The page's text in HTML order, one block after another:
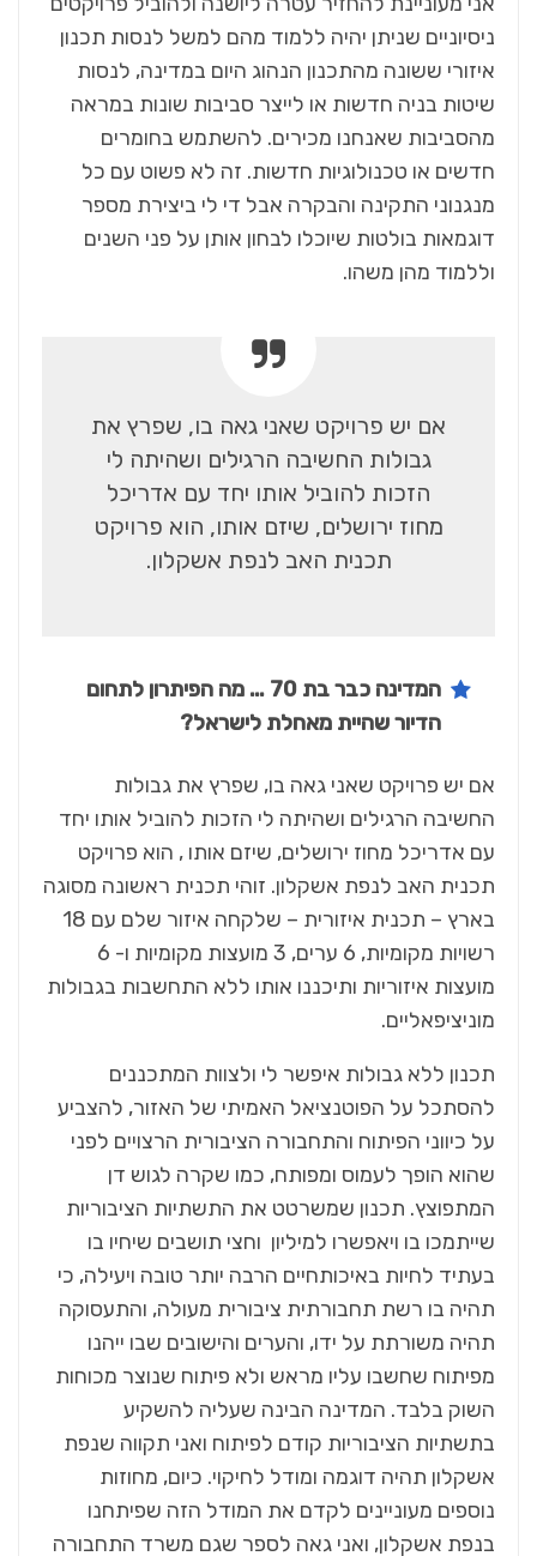
ניסיוניים שניתן יהיה ללמוד מהם למשל לנסות תכנון
איזורי ששונה מהתכנון הנהוג היום במדינה, לנסות
שיטות בניה חדשות או לייצר סביבות שונות במראה
מהסביבות שאנחנו מכירים. להשתמש בחומרים
חדשים או טכנולוגיות חדשות. זה לא פשוט עם כל
מנגנוני התקינה והבקרה אבל די לי ביצירת מספר
דוגמאות בולטות שיוכלו לבחון אותן על פני השנים
וללמוד מהן משהו.
אם יש פרויקט שאני גאה בו, שפרץ את
גבולות החשיבה הרגילים ושהיתה לי
הזכות להוביל אותו יחד עם אדריכל
מחוז ירושלים, שיזם אותו, הוא פרויקט
תכנית האב לנפת אשקלון.
המדינה כבר בת 70 … מה הפיתרון לתחום
הדיור שהיית מאחלת לישראל?
אם יש פרויקט שאני גאה בו, שפרץ את גבולות
החשיבה הרגילים ושהיתה לי הזכות להוביל אותו יחד
עם אדריכל מחוז ירושלים, שיזם אותו , הוא פרויקט
תכנית האב לנפת אשקלון. זוהי תכנית ראשונה מסוגה
בארץ – תכנית איזורית – שלקחה איזור שלם עם 18
רשויות מקומיות, 6 ערים, 3 מועצות מקומיות ו- 6
מועצות איזוריות ותיכננו אותו ללא התחשבות בגבולות
מוניציפאליים.
תכנון ללא גבולות איפשר לי ולצוות המתכננים
להסתכל על הפוטנציאל האמיתי של האזור, להצביע
על כיווני הפיתוח והתחבורה הציבורית הרצויים לפני
שהוא הופך לעמוס ומפותח, כמו שקרה לגוש דן
המתפוצץ. תכנון שמשרטט את התשתיות הציבוריות
שייתמכו בו ויאפשרו למיליון וחצי תושבים שיחיו בו
בעתיד לחיות באיכותחיים הרבה יותר טובה ויעילה, כי
תהיה בו רשת תחבורתית ציבורית מעולה, והתעסוקה
תהיה משורתת על ידו, והערים והישובים שבו ייהנו
מפיתוח שחשבו עליו מראש ולא פיתוח שנוצר מכוחות
השוק בלבד. המדינה הבינה שעליה להשקיע
בתשתיות הציבוריות קודם לפיתוח ואני תקווה שנפת
אשקלון תהיה דוגמה ומודל לחיקוי. כיום, מחוזות
נוספים מעוניינים לקדם את המודל הזה שפיתחנו
בנפת אשקלון, ואני גאה לספר שגם משרד התחבורה